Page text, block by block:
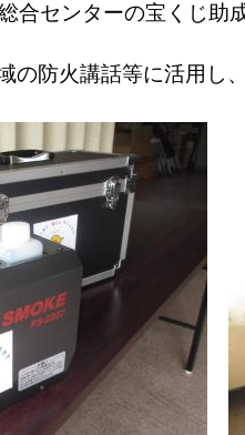
合センターの宝くじ助
防火講話等に活用し